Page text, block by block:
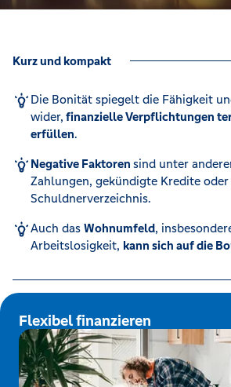
Kurz und kompakt
Die Bonität spiegelt die Fähigkeit
wider, finanzielle Verpflichtungen
erfüllen.​
Negative Faktoren sind unter
Zahlungen, gekündigte Kredite
Schuldnerverzeichnis.​
Auch das Wohnumfeld,
Arbeitslosigkeit, kann sich auf die
Flexibel finanzieren